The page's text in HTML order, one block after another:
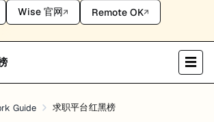
碑
没有人愿意为你的技能付费
proposal、自己筛客户
是前期竞争激烈，而且你要自己判断客户质
合：
Wise 官网↗ Remote OK↗
☰
Guide 求职平台红黑榜